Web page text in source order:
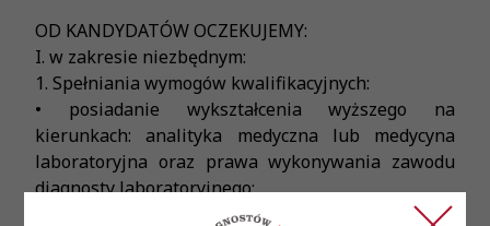
OD KANDYDATÓW OCZEKUJEMY:
I. w zakresie niezbędnym:
1. Spełniania wymogów kwalifikacyjnych:
• posiadanie wykształcenia wyższego na
kierunkach: analityka medyczna lub medycyna
laboratoryjna oraz prawa wykonywania zawodu
diagnosty laboratoryjnego;
• lub posiadanie wykształcenia wyższego na